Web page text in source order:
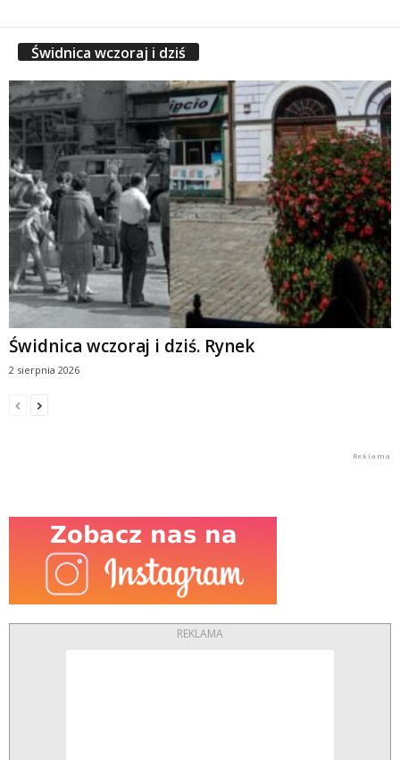
Świdnica wczoraj i dziś
Świdnica wczoraj i dziś. Rynek
2 sierpnia 2026
REKLAMA